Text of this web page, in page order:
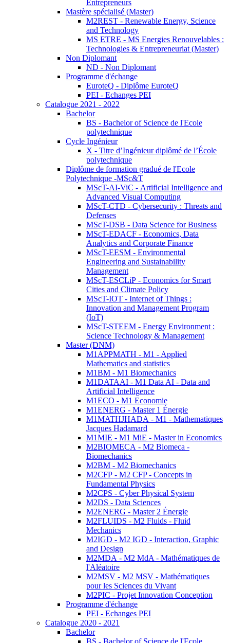
Entrepreneurs
Mastère spécialisé (Master)
M2REST - Renewable Energy, Science
and Technology
MS ETRE - MS Energies Renouvelables :
Technologies & Entrepreneuriat (Master)
Non Diplomant
ND - Non Diplomant
Programme d'échange
EuroteQ - Diplôme EuroteQ
PEI - Echanges PEI
Catalogue 2021 - 2022
Bachelor
BS - Bachelor of Science de l'Ecole
polytechnique
Cycle Ingénieur
X - Titre d’Ingénieur diplômé de l’École
polytechnique
Diplôme de formation gradué de l'Ecole
Polytechnique -MSc&T
MScT-AI-ViC - Artificial Intelligence and
Advanced Visual Computing
MScT-CTD - Cybersecurity : Threats and
Defenses
MScT-DSB - Data Science for Business
MScT-EDACF - Economics, Data
Analytics and Corporate Finance
MScT-EESM - Environmental
Engineering and Sustainability
Management
MScT-ESCLiP - Economics for Smart
Cities and Climate Policy
MScT-IOT - Internet of Things :
Innovation and Management Program
(IoT)
MScT-STEEM - Energy Environment :
Science Technology & Management
Master (DNM)
M1APPMATH - M1 - Applied
Mathematics and statistics
M1BM - M1 Biomechanics
M1DATAAI - M1 Data AI - Data and
Artificial Intelligence
M1ECO - M1 Economie
M1ENERG - Master 1 Énergie
M1MATHJHADA - M1 - Mathematiques
Jacques Hadamard
M1MIE - M1 MiE - Master in Economics
M2BIOMECA - M2 Biomeca -
Biomechanics
M2BM - M2 Biomechanics
M2CFP - M2 CFP - Concepts in
Fundamental Physics
M2CPS - Cyber Physical System
M2DS - Data Sciences
M2ENERG - Master 2 Énergie
M2FLUIDS - M2 Fluids - Fluid
Mechanics
M2IGD - M2 IGD - Interaction, Graphic
and Design
M2MDA - M2 MdA - Mathématiques de
l'Aléatoire
M2MSV - M2 MSV - Mathématiques
pour les Sciences du Vivant
M2PIC - Projet Innovation Conception
Programme d'échange
PEI - Echanges PEI
Catalogue 2020 - 2021
Bachelor
BS - Bachelor of Science de l'Ecole